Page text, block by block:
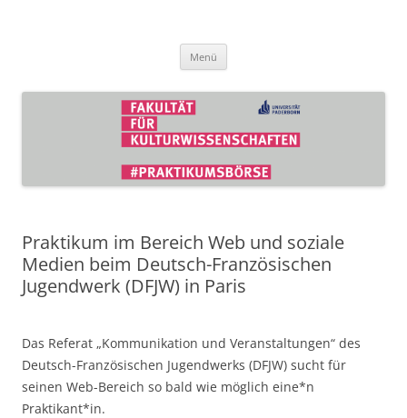
Kulturwissenschaften
Menü
Praktikum im Bereich Web und soziale
Medien beim Deutsch-Französischen
Jugendwerk (DFJW) in Paris
Das Referat „Kommunikation und Veranstaltungen“ des
Deutsch-Französischen Jugendwerks (DFJW) sucht für
seinen Web-Bereich so bald wie möglich eine*n
Praktikant*in.